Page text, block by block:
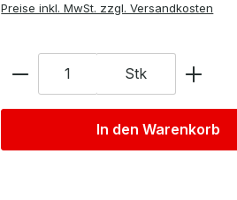
Preise inkl. MwSt. zzgl. Versandkosten
Anzahl Stk
In den Warenkorb